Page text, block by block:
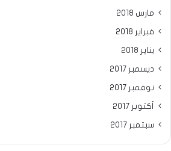
مارس 2018
فبراير 2018
يناير 2018
ديسمبر 2017
نوفمبر 2017
أكتوبر 2017
سبتمبر 2017